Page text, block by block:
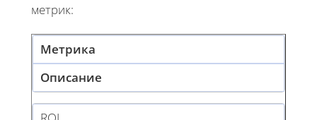
метрик:
Метрика
Описание